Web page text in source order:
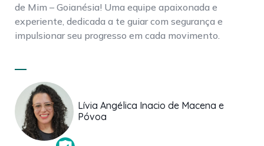
de Mim – Goianésia! Uma equipe apaixonada e
experiente, dedicada a te guiar com segurança e
impulsionar seu progresso em cada movimento.
Lívia Angélica Inacio de Macena e
Póvoa